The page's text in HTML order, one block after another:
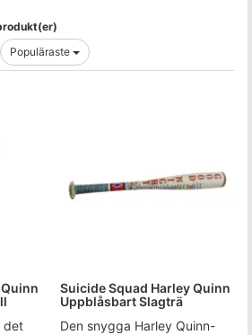
Populäraste
det
Suicide Squad Harley Quinn
Uppblåsbart Slagträ
Den snygga Harley Quinn-